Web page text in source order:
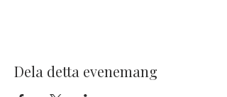
Dela detta evenemang